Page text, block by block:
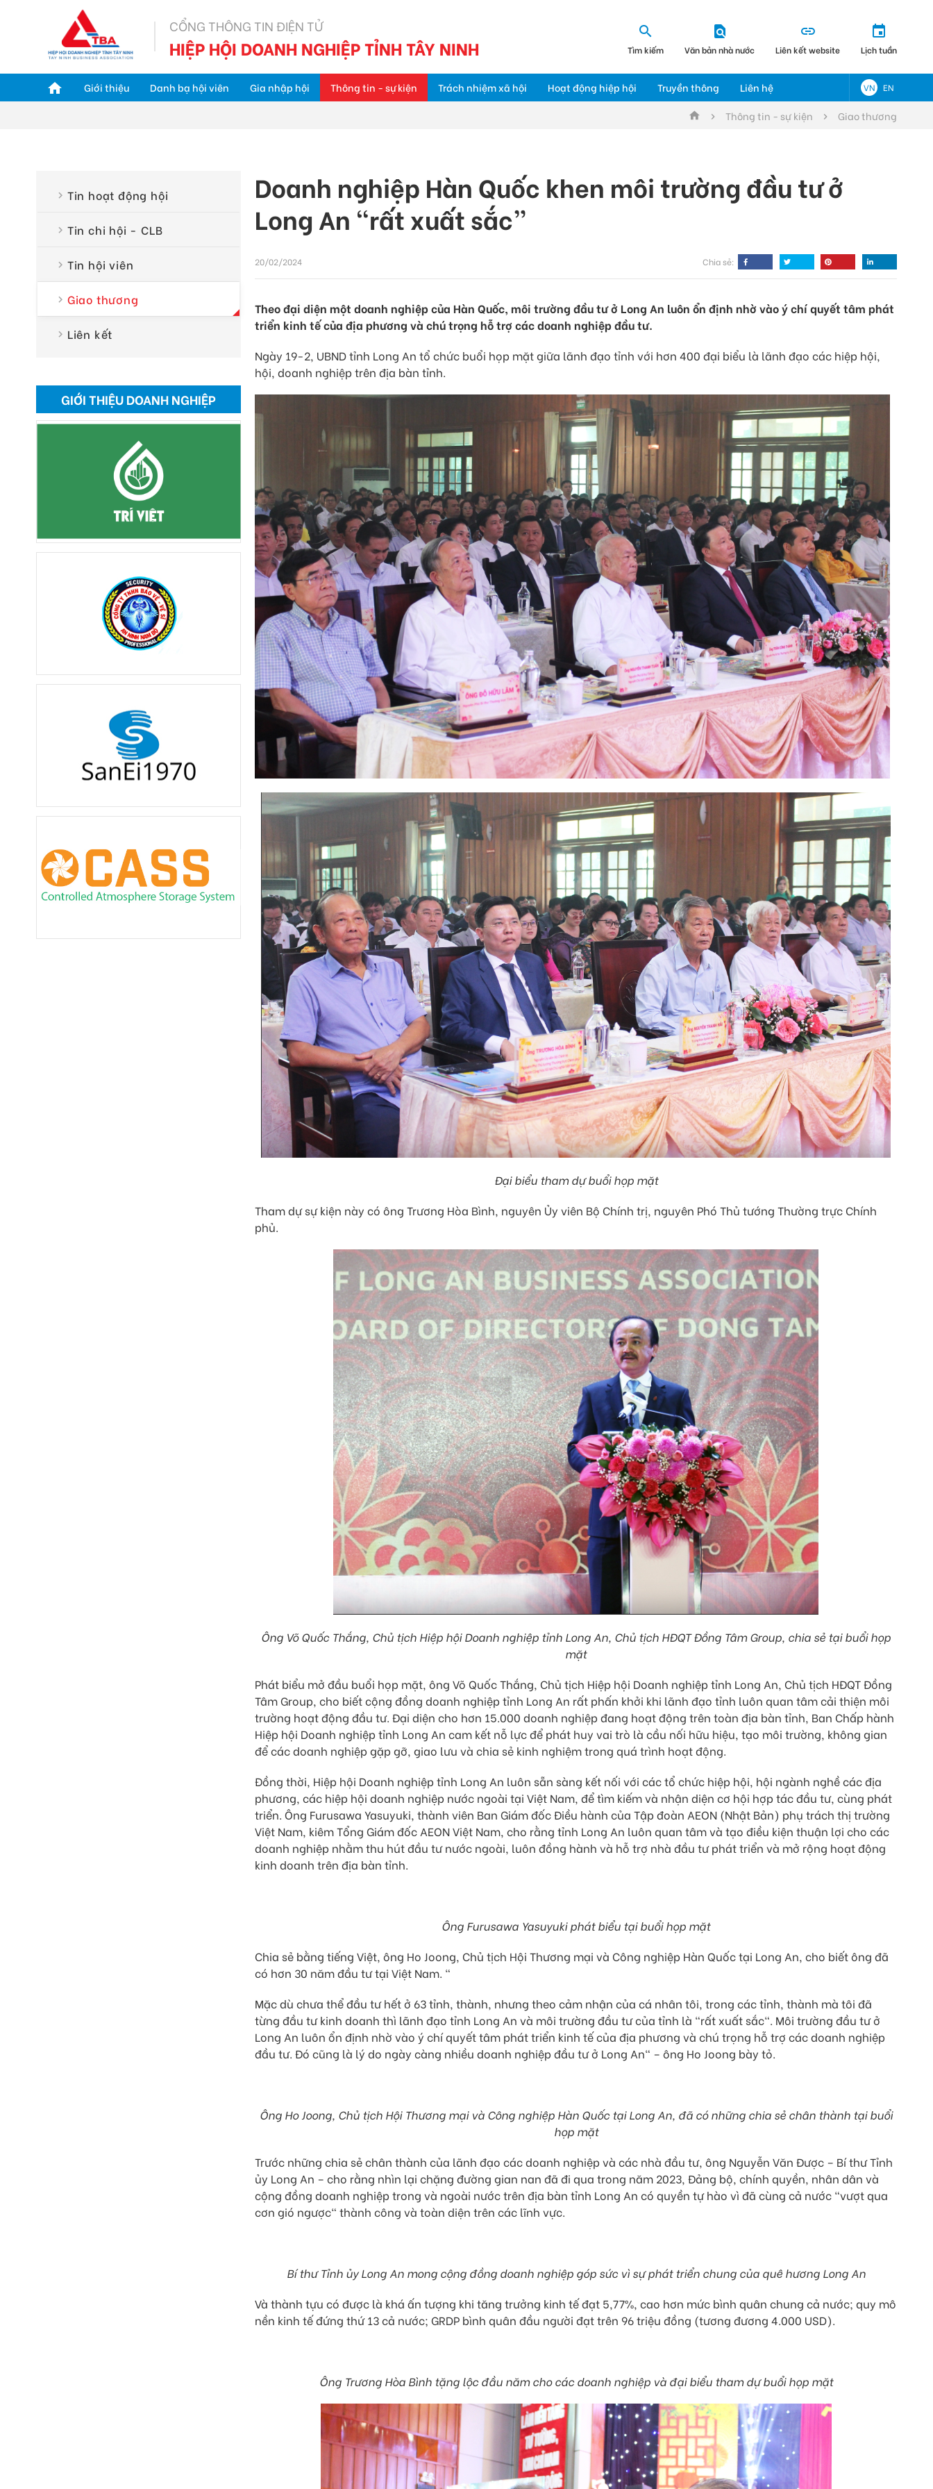
CỔNG THÔNG TIN ĐIỆN TỬ
HIỆP HỘI DOANH NGHIỆP TỈNH TÂY NINH Tìm kiếm Văn bản nhà nước Liên kết website Lịch tuần
Giới thiệu Danh bạ hội viên Gia nhập hội Thông tin - sự kiện Trách nhiệm xã hội Hoạt động hiệp hội Truyền thông Liên hệ VN EN
Thông tin - sự kiện Giao thương
Tin hoạt động hội
Tin chi hội - CLB
Tin hội viên
Giao thương
Liên kết
GIỚI THIỆU DOANH NGHIỆP
Doanh nghiệp Hàn Quốc khen môi trường đầu tư ở
Long An “rất xuất sắc”
20/02/2024 Chia sẻ:
Theo đại diện một doanh nghiệp của Hàn Quốc, môi trường đầu tư ở Long An luôn ổn định nhờ vào ý chí quyết tâm phát
triển kinh tế của địa phương và chú trọng hỗ trợ các doanh nghiệp đầu tư.
Ngày 19-2, UBND tỉnh Long An tổ chức buổi họp mặt giữa lãnh đạo tỉnh với hơn 400 đại biểu là lãnh đạo các hiệp hội,
hội, doanh nghiệp trên địa bàn tỉnh.
Đại biểu tham dự buổi họp mặt
Tham dự sự kiện này có ông Trương Hòa Bình, nguyên Ủy viên Bộ Chính trị, nguyên Phó Thủ tướng Thường trực Chính
phủ.
Ông Võ Quốc Thắng, Chủ tịch Hiệp hội Doanh nghiệp tỉnh Long An, Chủ tịch HĐQT Đồng Tâm Group, chia sẻ tại buổi họp
mặt
Phát biểu mở đầu buổi họp mặt, ông Võ Quốc Thắng, Chủ tịch Hiệp hội Doanh nghiệp tỉnh Long An, Chủ tịch HĐQT Đồng
Tâm Group, cho biết cộng đồng doanh nghiệp tỉnh Long An rất phấn khởi khi lãnh đạo tỉnh luôn quan tâm cải thiện môi
trường hoạt động đầu tư. Đại diện cho hơn 15.000 doanh nghiệp đang hoạt động trên toàn địa bàn tỉnh, Ban Chấp hành
Hiệp hội Doanh nghiệp tỉnh Long An cam kết nỗ lực để phát huy vai trò là cầu nối hữu hiệu, tạo môi trường, không gian
để các doanh nghiệp gặp gỡ, giao lưu và chia sẻ kinh nghiệm trong quá trình hoạt động.
Đồng thời, Hiệp hội Doanh nghiệp tỉnh Long An luôn sẵn sàng kết nối với các tổ chức hiệp hội, hội ngành nghề các địa
phương, các hiệp hội doanh nghiệp nước ngoài tại Việt Nam, để tìm kiếm và nhận diện cơ hội hợp tác đầu tư, cùng phát
triển. Ông Furusawa Yasuyuki, thành viên Ban Giám đốc Điều hành của Tập đoàn AEON (Nhật Bản) phụ trách thị trường
Việt Nam, kiêm Tổng Giám đốc AEON Việt Nam, cho rằng tỉnh Long An luôn quan tâm và tạo điều kiện thuận lợi cho các
doanh nghiệp nhằm thu hút đầu tư nước ngoài, luôn đồng hành và hỗ trợ nhà đầu tư phát triển và mở rộng hoạt động
kinh doanh trên địa bàn tỉnh.
Ông Furusawa Yasuyuki phát biểu tại buổi họp mặt
Chia sẻ bằng tiếng Việt, ông Ho Joong, Chủ tịch Hội Thương mại và Công nghiệp Hàn Quốc tại Long An, cho biết ông đã
có hơn 30 năm đầu tư tại Việt Nam. "
Mặc dù chưa thể đầu tư hết ở 63 tỉnh, thành, nhưng theo cảm nhận của cá nhân tôi, trong các tỉnh, thành mà tôi đã
từng đầu tư kinh doanh thì lãnh đạo tỉnh Long An và môi trường đầu tư của tỉnh là "rất xuất sắc". Môi trường đầu tư ở
Long An luôn ổn định nhờ vào ý chí quyết tâm phát triển kinh tế của địa phương và chú trọng hỗ trợ các doanh nghiệp
đầu tư. Đó cũng là lý do ngày càng nhiều doanh nghiệp đầu tư ở Long An" – ông Ho Joong bày tỏ.
Ông Ho Joong, Chủ tịch Hội Thương mại và Công nghiệp Hàn Quốc tại Long An, đã có những chia sẻ chân thành tại buổi
họp mặt
Trước những chia sẻ chân thành của lãnh đạo các doanh nghiệp và các nhà đầu tư, ông Nguyễn Văn Được – Bí thư Tỉnh
ủy Long An – cho rằng nhìn lại chặng đường gian nan đã đi qua trong năm 2023, Đảng bộ, chính quyền, nhân dân và
cộng đồng doanh nghiệp trong và ngoài nước trên địa bàn tỉnh Long An có quyền tự hào vì đã cùng cả nước "vượt qua
cơn gió ngược" thành công và toàn diện trên các lĩnh vực.
Bí thư Tỉnh ủy Long An mong cộng đồng doanh nghiệp góp sức vì sự phát triển chung của quê hương Long An
Và thành tựu có được là khá ấn tượng khi tăng trưởng kinh tế đạt 5,77%, cao hơn mức bình quân chung cả nước; quy mô
nền kinh tế đứng thứ 13 cả nước; GRDP bình quân đầu người đạt trên 96 triệu đồng (tương đương 4.000 USD).
Ông Trương Hòa Bình tặng lộc đầu năm cho các doanh nghiệp và đại biểu tham dự buổi họp mặt